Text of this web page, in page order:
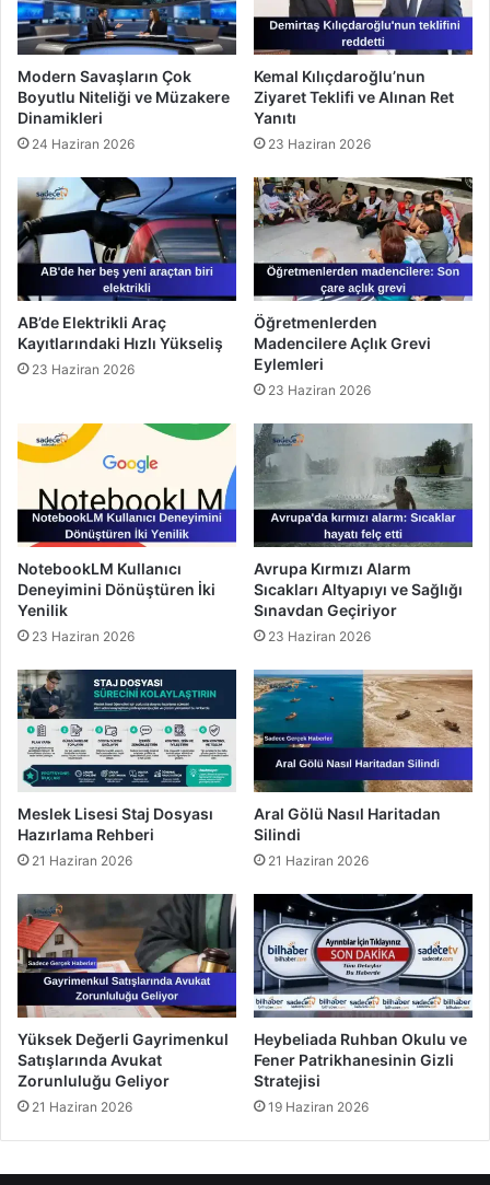
Modern Savaşların Çok
Boyutlu Niteliği ve Müzakere
Dinamikleri
24 Haziran 2026
Kemal Kılıçdaroğlu’nun
Ziyaret Teklifi ve Alınan Ret
Yanıtı
23 Haziran 2026
AB’de Elektrikli Araç
Kayıtlarındaki Hızlı Yükseliş
23 Haziran 2026
Öğretmenlerden
Madencilere Açlık Grevi
Eylemleri
23 Haziran 2026
NotebookLM Kullanıcı
Deneyimini Dönüştüren İki
Yenilik
23 Haziran 2026
Avrupa Kırmızı Alarm
Sıcakları Altyapıyı ve Sağlığı
Sınavdan Geçiriyor
23 Haziran 2026
Meslek Lisesi Staj Dosyası
Hazırlama Rehberi
21 Haziran 2026
Aral Gölü Nasıl Haritadan
Silindi
21 Haziran 2026
Yüksek Değerli Gayrimenkul
Satışlarında Avukat
Zorunluluğu Geliyor
21 Haziran 2026
Heybeliada Ruhban Okulu ve
Fener Patrikhanesinin Gizli
Stratejisi
19 Haziran 2026